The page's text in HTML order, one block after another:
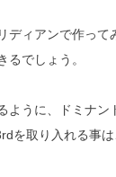
ディアンで作って
るでしょう。
ように、ドミナン
を取り入れる事